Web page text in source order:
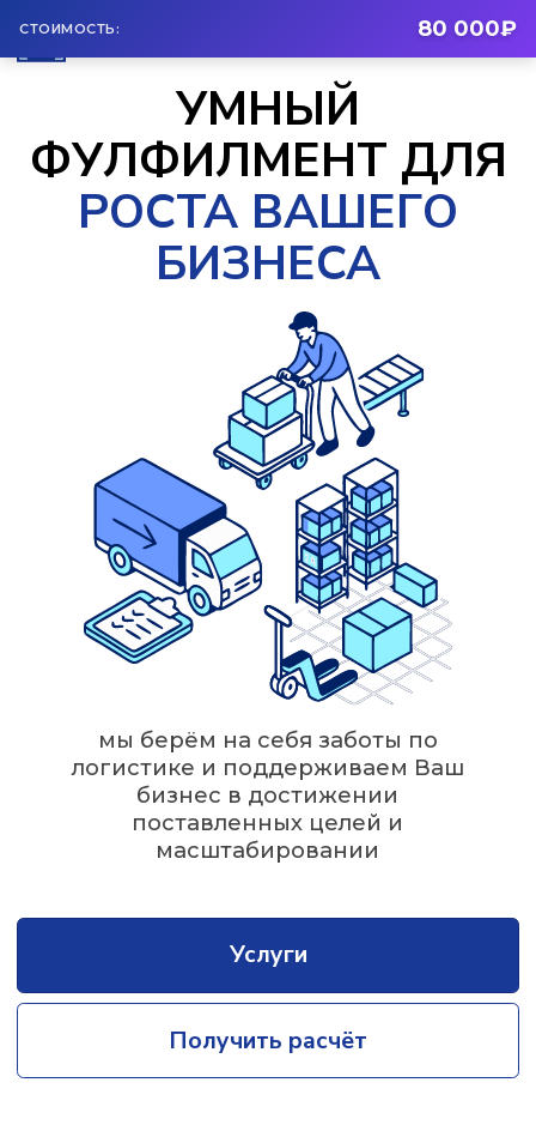
ФУЛФИЛМЕНТ ДЛЯ
РОСТА ВАШЕГО
БИЗНЕСА
мы берём на себя заботы по
логистике и поддерживаем Ваш
бизнес в достижении
поставленных целей и
масштабировании
Получить расчёт
УСЛУГИ
ФУЛФИЛМЕНТ
СТОИМОСТЬ: 80 000₽